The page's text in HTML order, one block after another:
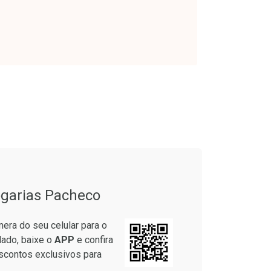
Pacheco
do seu celular para o
baixe o APP e confira
exclusivos para